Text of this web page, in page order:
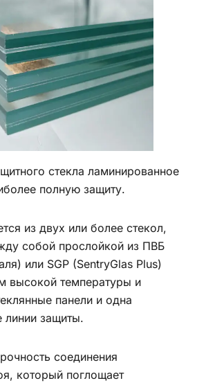
стекла ламинированное
полную защиту.
из двух или более стекол,
собой прослойкой из ПВБ
или SGP (SentryGlas Plus)
высокой температуры и
панели и одна
защиты.
соединения
который поглощает